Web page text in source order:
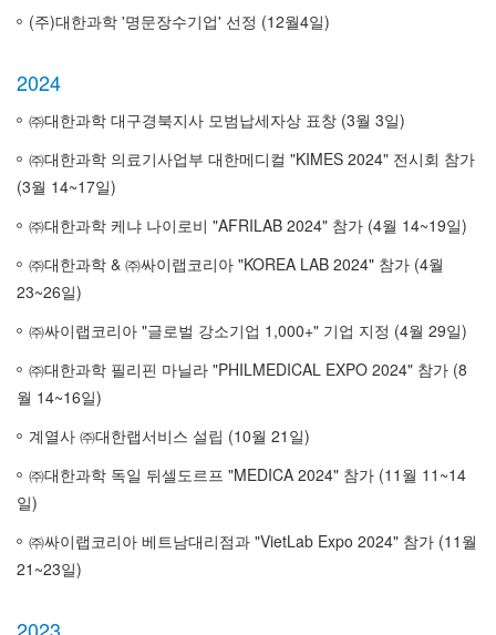
(주)대한과학 '명문장수기업' 선정 (12월4일)
2024
㈜대한과학 대구경북지사 모범납세자상 표창 (3월 3일)
㈜대한과학 의료기사업부 대한메디컬 "KIMES 2024" 전시회 참가
(3월 14~17일)
㈜대한과학 케냐 나이로비 "AFRILAB 2024" 참가 (4월 14~19일)
㈜대한과학 & ㈜싸이랩코리아 "KOREA LAB 2024" 참가 (4월
23~26일)
㈜싸이랩코리아 "글로벌 강소기업 1,000+" 기업 지정 (4월 29일)
㈜대한과학 필리핀 마닐라 "PHILMEDICAL EXPO 2024" 참가 (8
월 14~16일)
계열사 ㈜대한랩서비스 설립 (10월 21일)
㈜대한과학 독일 뒤셀도르프 "MEDICA 2024" 참가 (11월 11~14
일)
㈜싸이랩코리아 베트남대리점과 "VietLab Expo 2024" 참가 (11월
21~23일)